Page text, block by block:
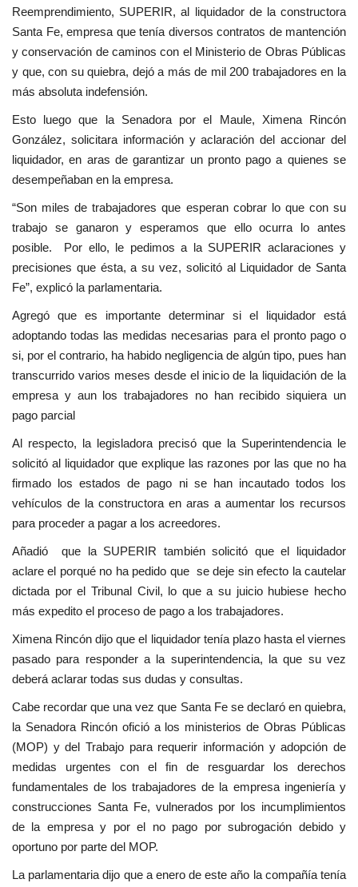
Reemprendimiento, SUPERIR, al liquidador de la constructora
Santa Fe, empresa que tenía diversos contratos de mantención
y conservación de caminos con el Ministerio de Obras Públicas
y que, con su quiebra, dejó a más de mil 200 trabajadores en la
más absoluta indefensión.
Esto luego que la Senadora por el Maule, Ximena Rincón
González, solicitara información y aclaración del accionar del
liquidador, en aras de garantizar un pronto pago a quienes se
desempeñaban en la empresa.
“Son miles de trabajadores que esperan cobrar lo que con su
trabajo se ganaron y esperamos que ello ocurra lo antes
posible. Por ello, le pedimos a la SUPERIR aclaraciones y
precisiones que ésta, a su vez, solicitó al Liquidador de Santa
Fe”, explicó la parlamentaria.
Agregó que es importante determinar si el liquidador está
adoptando todas las medidas necesarias para el pronto pago o
si, por el contrario, ha habido negligencia de algún tipo, pues han
transcurrido varios meses desde el inicio de la liquidación de la
empresa y aun los trabajadores no han recibido siquiera un
pago parcial
Al respecto, la legisladora precisó que la Superintendencia le
solicitó al liquidador que explique las razones por las que no ha
firmado los estados de pago ni se han incautado todos los
vehículos de la constructora en aras a aumentar los recursos
para proceder a pagar a los acreedores.
Añadió que la SUPERIR también solicitó que el liquidador
aclare el porqué no ha pedido que se deje sin efecto la cautelar
dictada por el Tribunal Civil, lo que a su juicio hubiese hecho
más expedito el proceso de pago a los trabajadores.
Ximena Rincón dijo que el liquidador tenía plazo hasta el viernes
pasado para responder a la superintendencia, la que su vez
deberá aclarar todas sus dudas y consultas.
Cabe recordar que una vez que Santa Fe se declaró en quiebra,
la Senadora Rincón ofició a los ministerios de Obras Públicas
(MOP) y del Trabajo para requerir información y adopción de
medidas urgentes con el fin de resguardar los derechos
fundamentales de los trabajadores de la empresa ingeniería y
construcciones Santa Fe, vulnerados por los incumplimientos
de la empresa y por el no pago por subrogación debido y
oportuno por parte del MOP.
La parlamentaria dijo que a enero de este año la compañía tenía